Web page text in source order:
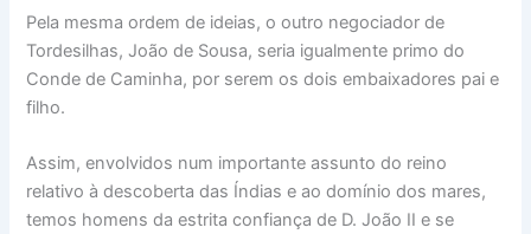
Pela mesma ordem de ideias, o outro negociador de
Tordesilhas, João de Sousa, seria igualmente primo do
Conde de Caminha, por serem os dois embaixadores pai e
filho.
Assim, envolvidos num importante assunto do reino
relativo à descoberta das Índias e ao domínio dos mares,
temos homens da estrita confiança de D. João II e se